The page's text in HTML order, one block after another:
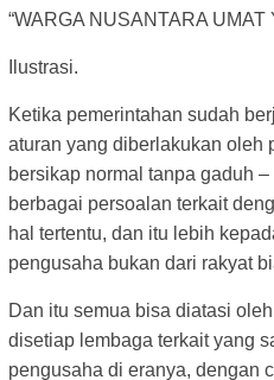
“WARGA NUSANTARA UMAT
Ilustrasi.
Ketika pemerintahan sudah
aturan yang diberlakukan oleh
bersikap normal tanpa gaduh
berbagai persoalan terkait
hal tertentu, dan itu lebih
pengusaha bukan dari rakyat
Dan itu semua bisa diatasi
disetiap lembaga terkait yang
pengusaha di eranya, dengan